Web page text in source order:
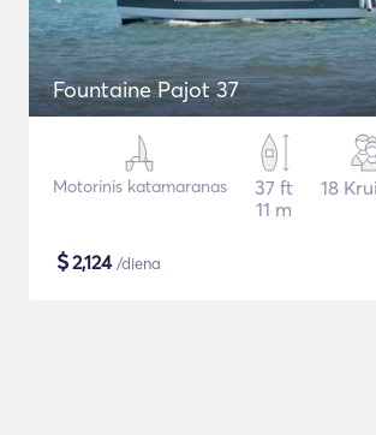
Fountaine Pajot 37
Motorinis katamaranas
37 ft
11 m
18
$2,124/diena